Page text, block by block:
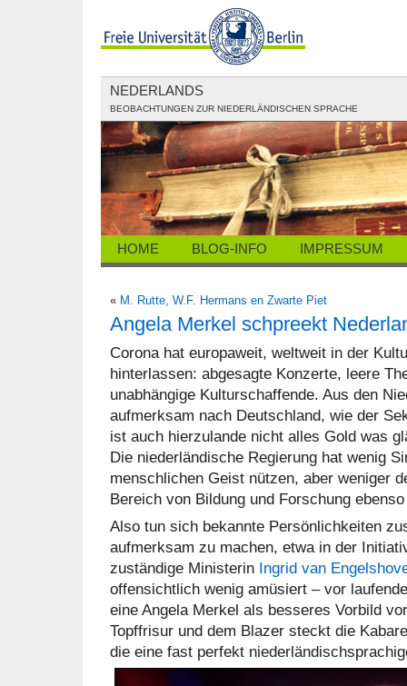
NEDERLANDS
BEOBACHTUNGEN ZUR NIEDERLÄNDISCHEN SPRACHE
HOME BLOG-INFO IMPRESSUM
« M. Rutte, W.F. Hermans en Zwarte Piet
Angela Merkel schpreekt
Corona hat europaweit, weltweit in der
hinterlassen: abgesagte Konzerte, leere
unabhängige Kulturschaffende. Aus den
aufmerksam nach Deutschland, wie der
ist auch hierzulande nicht alles Gold was
Die niederländische Regierung hat wenig
menschlichen Geist nützen, aber weniger
Bereich von Bildung und Forschung
Also tun sich bekannte Persönlichkeiten
aufmerksam zu machen, etwa in der
zuständige Ministerin Ingrid van
offensichtlich wenig amüsiert – vor
eine Angela Merkel als besseres Vorbild
Topffrisur und dem Blazer steckt die
die eine fast perfekt